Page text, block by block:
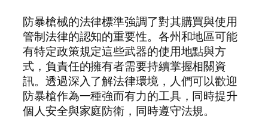
防暴槍械的法律標準強調了對其購買與使用
管制法律的認知的重要性。各州和地區可能
有特定政策規定這些武器的使用地點與方
式，負責任的擁有者需要持續掌握相關資
訊。透過深入了解法律環境，人們可以歡迎
防暴槍作為一種強而有力的工具，同時提升
個人安全與家庭防衛，同時遵守法規。